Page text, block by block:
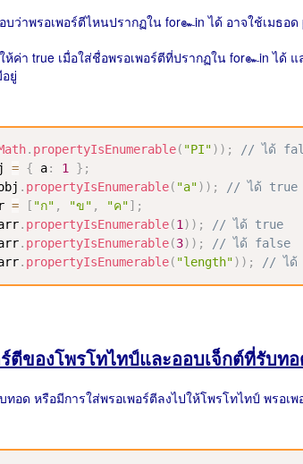
บว่าพรอเพอร์ตีไหนปรากฏใน for๛in ได้ อาจใช้เมธอด
ห้ค่า true เมื่อใส่ชื่อพรอเพอร์ตีที่ปรากฏใน for๛in ได้
ยู่
. propertyIsEnumerable( "PI") ) ;
// ได้
= { a: 1 } ;
. propertyIsEnumerable( "a") ) ;
// ได้ true
= [ "ก" , "ข" , "ค"] ;
. propertyIsEnumerable(1 ) ) ;
// ได้ true
. propertyIsEnumerable(3) ) ;
// ได้ false
. propertyIsEnumerable( "length") ) ; // ได้
ตีของโพรโทไทป์และออบเจ็กต์ที่รับท
ทอด หรือมีการใส่พรอเพอร์ตีลงไปให้โพรโทไทป์ พรอ